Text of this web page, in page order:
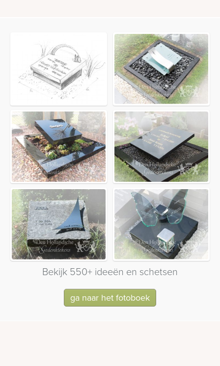
Bekijk 550+ ideeën en schetsen
ga naar het fotoboek